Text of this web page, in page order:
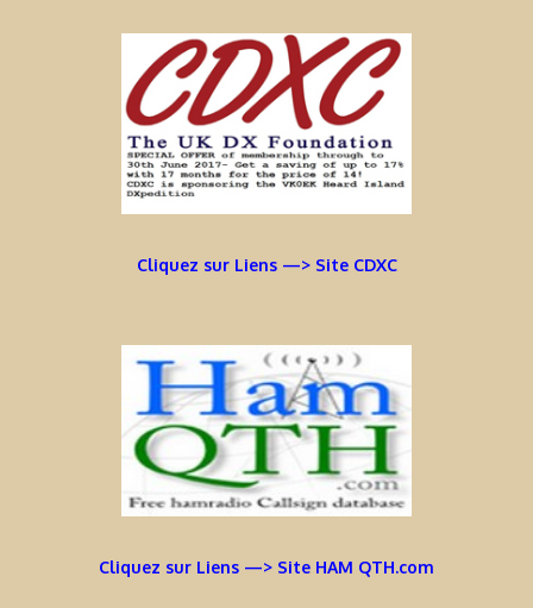
Cliquez sur Liens —> Site CDXC
Cliquez sur Liens —> Site HAM QTH.com